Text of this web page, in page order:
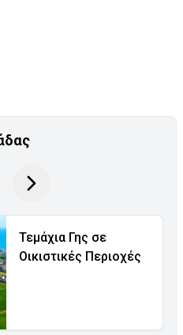
Τεμάχια Γης σε
Οικιστικές Περιοχές